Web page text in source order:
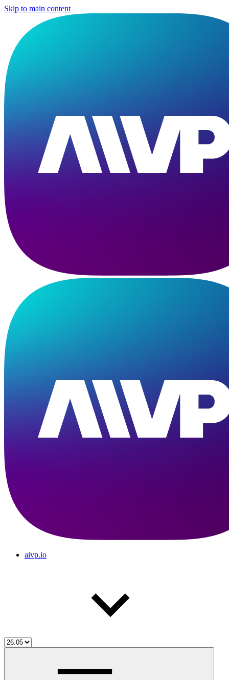
Skip to main content
aivp.io